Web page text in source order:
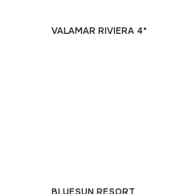
VALAMAR RIVIERA 4*
BLUESUN RESORT